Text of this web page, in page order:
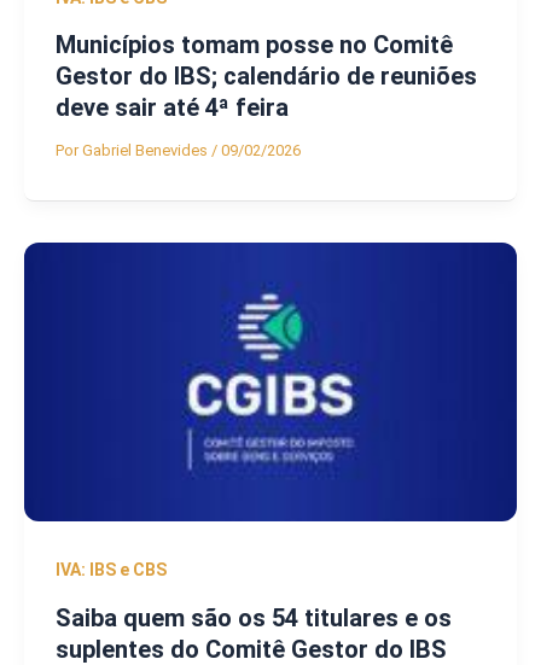
Municípios tomam posse no Comitê
Gestor do IBS; calendário de reuniões
deve sair até 4ª feira
PorGabriel Benevides / 09/02/2026
IVA: IBS e CBS
Saiba quem são os 54 titulares e os
suplentes do Comitê Gestor do IBS